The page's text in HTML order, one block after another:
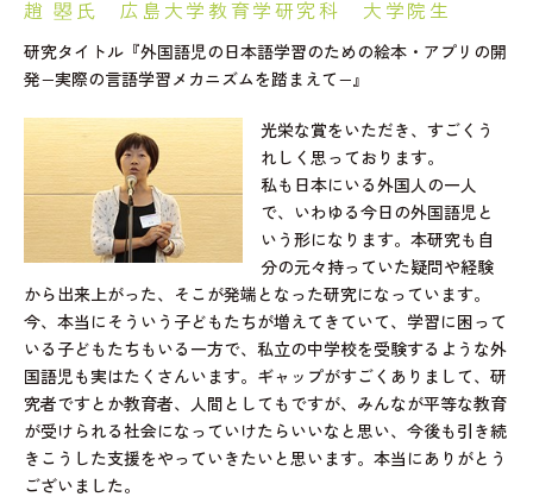
趙 曌氏 広島大学教育学研究科 大学院生
研究タイトル『外国語児の日本語学習のための絵本・アプリの開
発−実際の言語学習メカニズムを踏まえて−』
光栄な賞をいただき、すごくう
れしく思っております。
私も日本にいる外国人の一人
で、いわゆる今日の外国語児と
いう形になります。本研究も自
分の元々持っていた疑問や経験
から出来上がった、そこが発端となった研究になっています。
今、本当にそういう子どもたちが増えてきていて、学習に困って
いる子どもたちもいる一方で、私立の中学校を受験するような外
国語児も実はたくさんいます。ギャップがすごくありまして、研
究者ですとか教育者、人間としてもですが、みんなが平等な教育
が受けられる社会になっていけたらいいなと思い、今後も引き続
きこうした支援をやっていきたいと思います。本当にありがとう
ございました。